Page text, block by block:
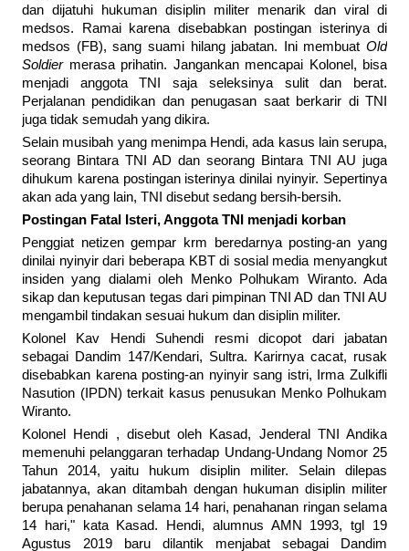
dan dijatuhi hukuman disiplin militer menarik dan viral di
medsos. Ramai karena disebabkan postingan isterinya di
medsos (FB), sang suami hilang jabatan. Ini membuat Old
Soldiermerasa prihatin. Jangankan mencapai Kolonel, bisa
menjadi anggota TNI saja seleksinya sulit dan berat.
Perjalanan pendidikan dan penugasan saat berkarir di TNI
juga tidak semudah yang dikira.
Selain musibah yang menimpa Hendi, ada kasus lain serupa,
seorang Bintara TNI AD dan seorang Bintara TNI AU juga
dihukum karena postingan isterinya dinilai nyinyir. Sepertinya
akan ada yang lain, TNI disebut sedang bersih-bersih.
Postingan Fatal Isteri, Anggota TNI menjadi korban
Penggiat netizen gempar krm beredarnya posting-an yang
dinilai nyinyir dari beberapa KBT di sosial media menyangkut
insiden yang dialami oleh Menko Polhukam Wiranto. Ada
sikap dan keputusan tegas dari pimpinan TNI AD dan TNI AU
mengambil tindakan sesuai hukum dan disiplin militer.
Kolonel Kav Hendi Suhendi resmi dicopot dari jabatan
sebagai Dandim 147/Kendari, Sultra. Karirnya cacat, rusak
disebabkan karena posting-an nyinyir sang istri, Irma Zulkifli
Nasution (IPDN) terkait kasus penusukan Menko Polhukam
Wiranto.
Kolonel Hendi , disebut oleh Kasad, Jenderal TNI Andika
memenuhi pelanggaran terhadap Undang-Undang Nomor 25
Tahun 2014, yaitu hukum disiplin militer. Selain dilepas
jabatannya, akan ditambah dengan hukuman disiplin militer
berupa penahanan selama 14 hari, penahanan ringan selama
14 hari," kata Kasad. Hendi, alumnus AMN 1993, tgl 19
Agustus 2019 baru dilantik menjabat sebagai Dandim